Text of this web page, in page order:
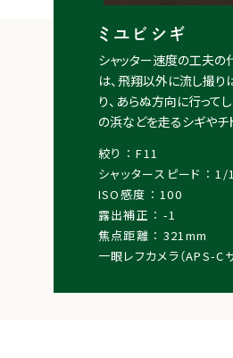
ミユビシギ
シャッター速度の工夫の
は、飛翔以外に流し撮
り、あらぬ方向に行って
の浜などを走るシギやチ
絞り ： F11
シャッタースピード ：
ISO感度 ： 100
露出補正 ： -1
焦点距離 ： 321mm
一眼レフカメラ（APS-C